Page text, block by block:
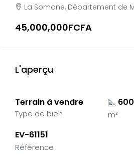
La Somone, Département de M'bour,
45,000,000FCFA
L'aperçu
Terrain à vendre
Type de bien
600
m²
EV-61151
Référence